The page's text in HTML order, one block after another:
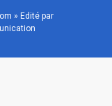
» Edité par